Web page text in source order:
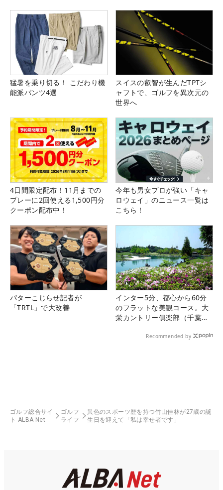
猛暑を乗り切る！ こだわり機
能派パンツ4選
スイスの叡智が生んだTPTシ
ャフトで、ゴルフを異次元の
世界へ
4日間限定配布！11月までの
プレーに2回使える1,500円分
クーポン配布中！
今年も男女プロが強い「キャ
ロウェイ」のニュース一覧は
こちら！
パターこじらせ記者が
「TRTL」で大改善
インター5分、都心から60分
のフラットな美観コース。大
栄カントリー俱楽部（千葉
Recommended by
ゴルフ総合サイ
ト ALBA Net
ゴルフ
ライフ
異色のスポーツ歴を持つ竹山佳林が27歳の誕
生日を迎えて「私は幸せ者です」